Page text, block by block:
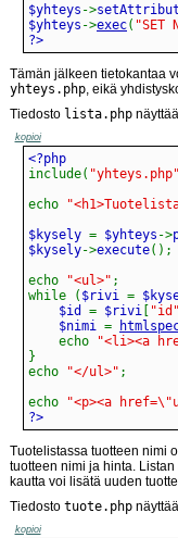
$yhteys ->
$yhteys ->exec( "SET
?>
Tämän jälkeen tietokantaa
yhteys.php, eikä
Tiedosto lista.php
kopioi
include( "yhteys.php"
echo
$kysely = $yhteys ->
$kysely->execute( ) ;
echo
"<ul>" ;
while
( $rivi =
    $id
= $rivi "id"
    $nimi
=
echo
"<li><a
}
echo
"</ul>" ;
echo
"<p><a
?>
Tuotelistassa tuotteen nimi
tuotteen nimi ja hinta.
kautta voi lisätä uuden
Tiedosto tuote.php
kopioi